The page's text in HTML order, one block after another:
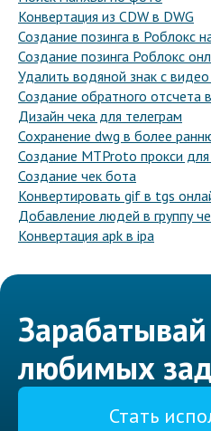
Конвертация из CDW в DWG
Создание позинга в Роблокс
Создание позинга Роблокс
Удалить водяной знак с
Создание обратного отсчета
Дизайн чека для телеграм
Сохранение dwg в более
Создание MTProto прокси
Создание чек бота
Конвертировать gif в tgs
Добавление людей в группу
Конвертация apk в ipa
любимых
Стать